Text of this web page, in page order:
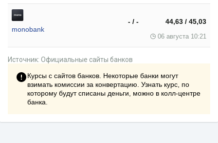
monobank
- / - 44,63 / 45,03
06 августа 10:21
Источник: Официальные сайты банков
Курсы с сайтов банков. Некоторые банки могут
взимать комиссии за конвертацию. Узнать курс, по
которому будут списаны деньги, можно в колл-центре
банка.